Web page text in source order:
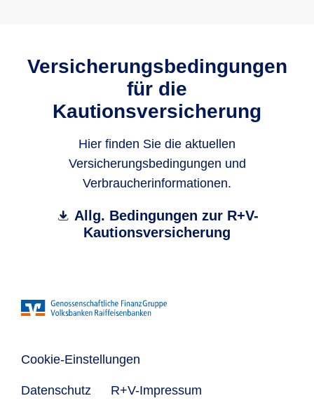
Versicherungsbedingungen
für die
Kautionsversicherung
Hier finden Sie die aktuellen
Versicherungsbedingungen und
Verbraucherinformationen.
Allg. Bedingungen zur R+V-
Kautionsversicherung
Cookie-Einstellungen
Datenschutz R+V-Impressum